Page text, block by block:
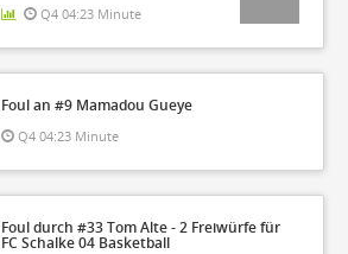
Q4 04:23 Minute
Foul an #9 Mamadou Gueye
Q4 04:23 Minute
Foul durch #33 Tom Alte - 2 Freiwürfe für
FC Schalke 04 Basketball